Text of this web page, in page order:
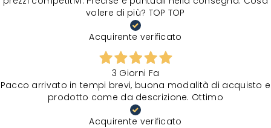
volere di più? TOP TOP
Acquirente verificato
3 Giorni Fa
Pacco arrivato in tempi brevi, buona modalità di acquisto e
prodotto come da descrizione. Ottimo
Acquirente verificato